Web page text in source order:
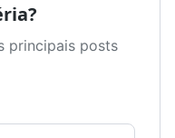
principais posts